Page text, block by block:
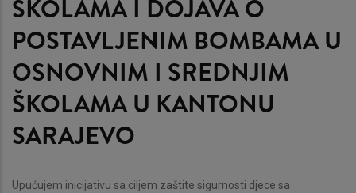
ŠKOLAMA I DOJAVA O
POSTAVLJENIM BOMBAMA U
OSNOVNIM I SREDNJIM
ŠKOLAMA U KANTONU
SARAJEVO
Upućujem inicijativu sa ciljem zaštite sigurnosti djece sa